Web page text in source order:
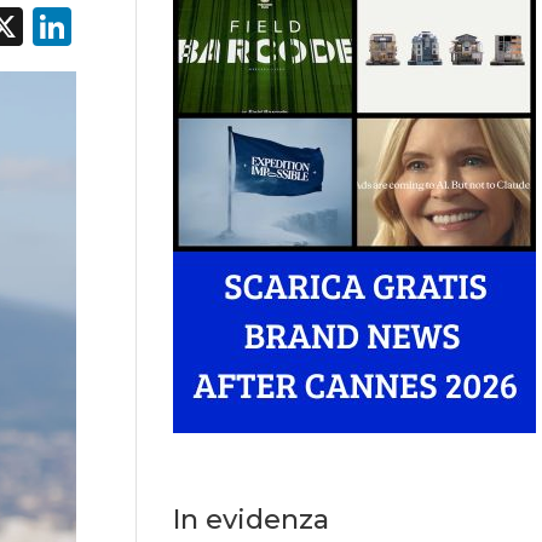
X LinkedIn
In evidenza